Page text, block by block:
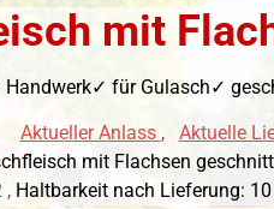
mit
für Gulasch✓
Aktueller Anlass ,
Aktuelle
mit Flachsen
, Haltbarkeit nach Lieferung: 10